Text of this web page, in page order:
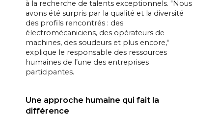
à la recherche de talents exceptionnels. "Nous
avons été surpris par la qualité et la diversité
des profils rencontrés : des
électromécaniciens, des opérateurs de
machines, des soudeurs et plus encore,"
explique le responsable des ressources
humaines de l’une des entreprises
participantes.
Une approche humaine qui fait la
différence